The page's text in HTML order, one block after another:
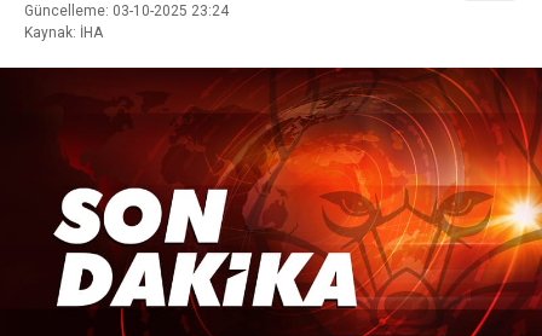
Güncelleme: 03-10-2025 23:24
Kaynak: İHA